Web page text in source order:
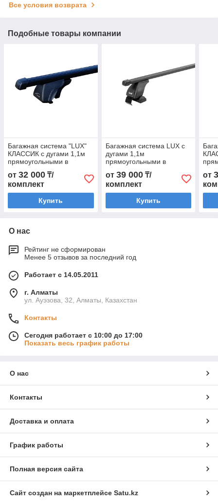
Все условия возврата
Подобные товары компании
Багажная система "LUX"
КЛАССИК с дугами 1,1м
прямоугольными в
пластике для а/м с
рейлингами
от 32 000 ₸/
комплект
Купить
Багажная система LUX с
дугами 1,1м
прямоугольными в
пластике для а/м Daewoo
Gentra 2013-... г.в.
от 39 000₸/
комплект
Купить
от
О нас
Рейтинг не сформирован
Менее 5 отзывов за последний год
Работает с 14.05.2011
г. Алматы
ул. Ауэзова, 32, Алматы, Казахстан
Контакты
Сегодня работает с 10:00 до 17:00
Показать весь график работы
О нас
Контакты
Доставка и оплата
График работы
Полная версия сайта
Сайт создан на маркетплейсе Satu.kz